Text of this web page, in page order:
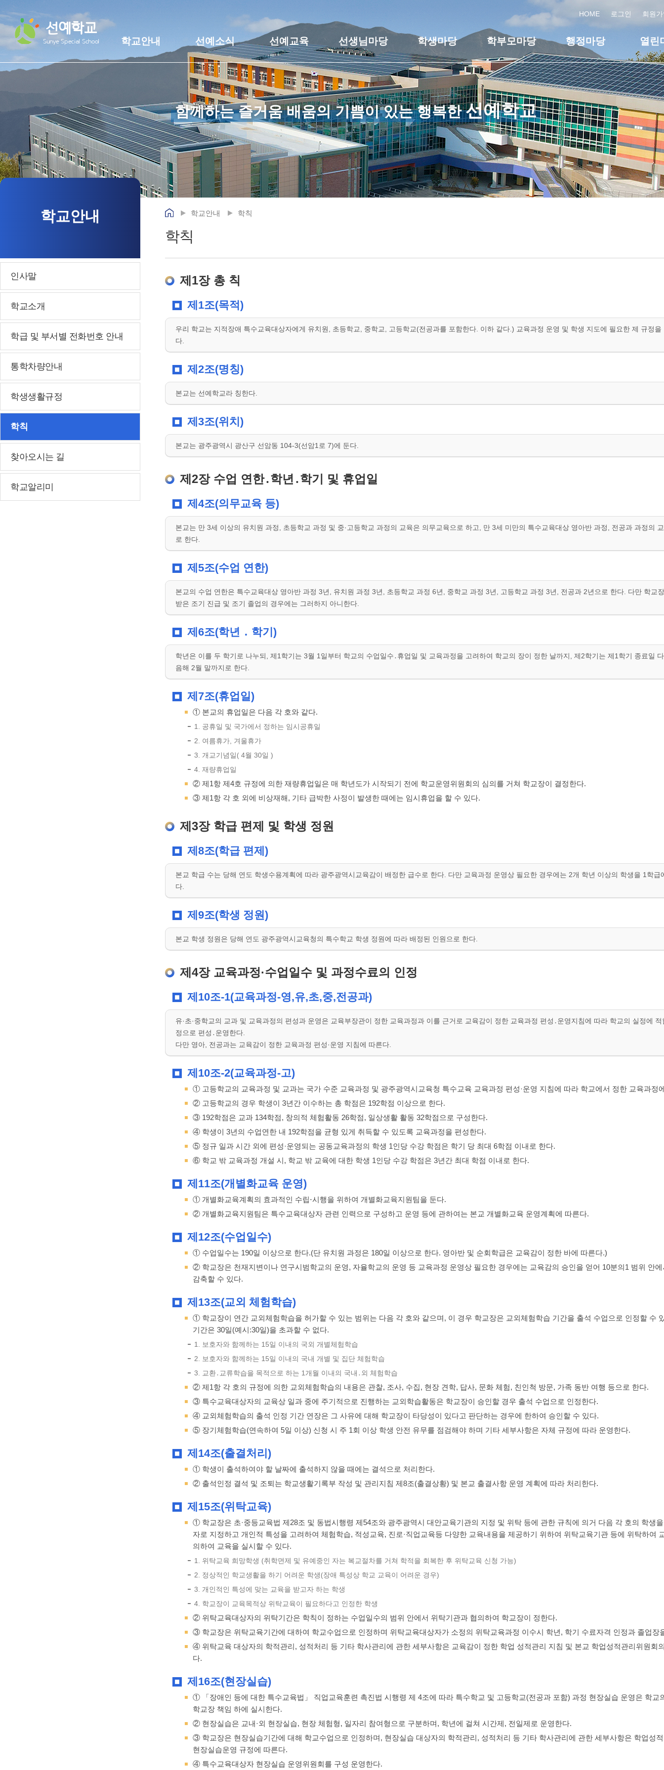
선예학교
Sunye Special School
HOME 로그인 회원
학교안내 선예소식 선예교육 선생님마당 학생마당 학부모마당 행정마당 열린
함께하는 즐거움 배움의 기쁨이 있는 행복한선예학교
학교안내
인사말
학교소개
학급 및 부서별 전화번호 안내
통학차량안내
학생생활규정
학칙
찾아오시는 길
학교알리미
학칙
학교안내 학칙
제1장 총 칙
제1조(목적)
우리 학교는 지적장애 특수교육대상자에게 유치원, 초등학교, 중학교, 고등학교(전공과를 포함한다. 이하 같다.) 교육과정 운영 및 학생 지도에 필요한 제 규정을
다.
제2조(명칭)
본교는 선예학교라 칭한다.
제3조(위치)
본교는 광주광역시 광산구 선암동 104-3(선암1로 7)에 둔다.
제2장 수업 연한․학년․학기 및 휴업일
제4조(의무교육 등)
본교는 만 3세 이상의 유치원 과정, 초등학교 과정 및 중·고등학교 과정의 교육은 의무교육으로 하고, 만 3세 미만의 특수교육대상 영아반 과정, 전공과 과정의
로 한다.
제5조(수업 연한)
본교의 수업 연한은 특수교육대상 영아반 과정 3년, 유치원 과정 3년, 초등학교 과정 6년, 중학교 과정 3년, 고등학교 과정 3년, 전공과 2년으로 한다. 다만 학교
받은 조기 진급 및 조기 졸업의 경우에는 그러하지 아니한다.
제6조(학년 ․ 학기)
학년은 이를 두 학기로 나누되, 제1학기는 3월 1일부터 학교의 수업일수․휴업일 및 교육과정을 고려하여 학교의 장이 정한 날까지, 제2학기는 제1학기 종료일
음해 2월 말까지로 한다.
제7조(휴업일)
① 본교의 휴업일은 다음 각 호와 같다.
1. 공휴일 및 국가에서 정하는 임시공휴일
2. 여름휴가, 겨울휴가
3. 개교기념일( 4월 30일 )
4. 재량휴업일
② 제1항 제4호 규정에 의한 재량휴업일은 매 학년도가 시작되기 전에 학교운영위원회의 심의를 거쳐 학교장이 결정한다.
③ 제1항 각 호 외에 비상재해, 기타 급박한 사정이 발생한 때에는 임시휴업을 할 수 있다.
제3장 학급 편제 및 학생 정원
제8조(학급 편제)
본교 학급 수는 당해 연도 학생수용계획에 따라 광주광역시교육감이 배정한 급수로 한다. 다만 교육과정 운영상 필요한 경우에는 2개 학년 이상의 학생을 1학급
다.
제9조(학생 정원)
본교 학생 정원은 당해 연도 광주광역시교육청의 특수학교 학생 정원에 따라 배정된 인원으로 한다.
제4장 교육과정·수업일수 및 과정수료의 인정
제10조-1(교육과정-영,유,초,중,전공과)
유·초·중학교의 교과 및 교육과정의 편성과 운영은 교육부장관이 정한 교육과정과 이를 근거로 교육감이 정한 교육과정 편성․운영지침에 따라 학교의 실정에
정으로 편성․운영한다.
다만 영아, 전공과는 교육감이 정한 교육과정 편성·운영 지침에 따른다.
제10조-2(교육과정-고)
① 고등학교의 교육과정 및 교과는 국가 수준 교육과정 및 광주광역시교육청 특수교육 교육과정 편성·운영 지침에 따라 학교에서 정한 교육과정
② 고등학교의 경우 학생이 3년간 이수하는 총 학점은 192학점 이상으로 한다.
③ 192학점은 교과 134학점, 창의적 체험활동 26학점, 일상생활 활동 32학점으로 구성한다.
④ 학생이 3년의 수업연한 내 192학점을 균형 있게 취득할 수 있도록 교육과정을 편성한다.
⑤ 정규 일과 시간 외에 편성·운영되는 공동교육과정의 학생 1인당 수강 학점은 학기 당 최대 6학점 이내로 한다.
⑥ 학교 밖 교육과정 개설 시, 학교 밖 교육에 대한 학생 1인당 수강 학점은 3년간 최대 학점 이내로 한다.
제11조(개별화교육 운영)
① 개별화교육계획의 효과적인 수립⋅시행을 위하여 개별화교육지원팀을 둔다.
② 개별화교육지원팀은 특수교육대상자 관련 인력으로 구성하고 운영 등에 관하여는 본교 개별화교육 운영계획에 따른다.
제12조(수업일수)
① 수업일수는 190일 이상으로 한다.(단 유치원 과정은 180일 이상으로 한다. 영아반 및 순회학급은 교육감이 정한 바에 따른다.)
② 학교장은 천재지변이나 연구시범학교의 운영, 자율학교의 운영 등 교육과정 운영상 필요한 경우에는 교육감의 승인을 얻어 10분의1 범위 안
감축할 수 있다.
제13조(교외 체험학습)
① 학교장이 연간 교외체험학습을 허가할 수 있는 범위는 다음 각 호와 같으며, 이 경우 학교장은 교외체험학습 기간을 출석 수업으로 인정할 수
기간은 30일(예시:30일)을 초과할 수 없다.
1. 보호자와 함께하는 15일 이내의 국외 개별체험학습
2. 보호자와 함께하는 15일 이내의 국내 개별 및 집단 체험학습
3. 교환․교류학습을 목적으로 하는 1개월 이내의 국내․외 체험학습
② 제1항 각 호의 규정에 의한 교외체험학습의 내용은 관찰, 조사, 수집, 현장 견학, 답사, 문화 체험, 친인척 방문, 가족 동반 여행 등으로 한다.
③ 특수교육대상자의 교육상 일과 중에 주기적으로 진행하는 교외학습활동은 학교장이 승인할 경우 출석 수업으로 인정한다.
④ 교외체험학습의 출석 인정 기간 연장은 그 사유에 대해 학교장이 타당성이 있다고 판단하는 경우에 한하여 승인할 수 있다.
⑤ 장기체험학습(연속하여 5일 이상) 신청 시 주 1회 이상 학생 안전 유무를 점검해야 하며 기타 세부사항은 자체 규정에 따라 운영한다.
제14조(출결처리)
① 학생이 출석하여야 할 날짜에 출석하지 않을 때에는 결석으로 처리한다.
② 출석인정 결석 및 조퇴는 학교생활기록부 작성 및 관리지침 제8조(출결상황) 및 본교 출결사항 운영 계획에 따라 처리한다.
제15조(위탁교육)
① 학교장은 초·중등교육법 제28조 및 동법시행령 제54조와 광주광역시 대안교육기관의 지정 및 위탁 등에 관한 규칙에 의거 다음 각 호의 학생
자로 지정하고 개인적 특성을 고려하여 체험학습, 적성교육, 진로·직업교육등 다양한 교육내용을 제공하기 위하여 위탁교육기관 등에 위탁하여
의하여 교육을 실시할 수 있다.
1. 위탁교육 희망학생 (취학면제 및 유예중인 자는 복교절차를 거쳐 학적을 회복한 후 위탁교육 신청 가능)
2. 정상적인 학교생활을 하기 어려운 학생(장애 특성상 학교 교육이 어려운 경우)
3. 개인적인 특성에 맞는 교육을 받고자 하는 학생
4. 학교장이 교육목적상 위탁교육이 필요하다고 인정한 학생
② 위탁교육대상자의 위탁기간은 학칙이 정하는 수업일수의 범위 안에서 위탁기관과 협의하여 학교장이 정한다.
③ 학교장은 위탁교육기간에 대하여 학교수업으로 인정하며 위탁교육대상자가 소정의 위탁교육과정 이수시 학년, 학기 수료자격 인정과 졸업장
④ 위탁교육 대상자의 학적관리, 성적처리 등 기타 학사관리에 관한 세부사항은 교육감이 정한 학업 성적관리 지침 및 본교 학업성적관리위원회
다.
제16조(현장실습)
① 「장애인 등에 대한 특수교육법」 직업교육훈련 촉진법 시행령 제 4조에 따라 특수학교 및 고등학교(전공과 포함) 과정 현장실습 운영은 학교
학교장 책임 하에 실시한다.
② 현장실습은 교내·외 현장실습, 현장 체험형, 일자리 참여형으로 구분하며, 학년에 걸쳐 시간제, 전일제로 운영한다.
③ 학교장은 현장실습기간에 대해 학교수업으로 인정하며, 현장실습 대상자의 학적관리, 성적처리 등 기타 학사관리에 관한 세부사항은 학업성
현장실습운영 규정에 따른다.
④ 특수교육대상자 현장실습 운영위원회를 구성 운영한다.